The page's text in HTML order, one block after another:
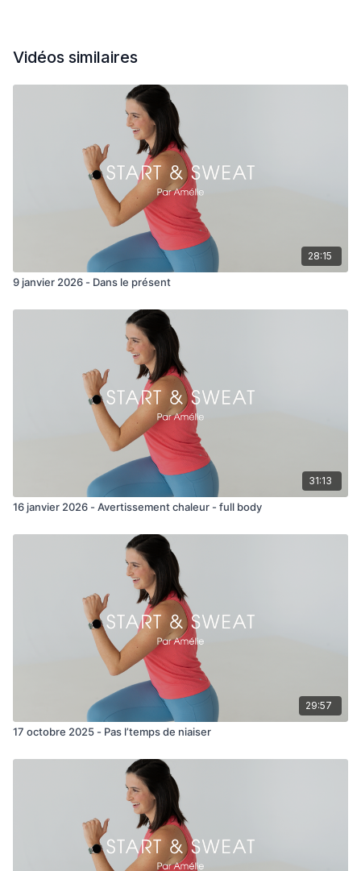
Vidéos similaires
28:15
9 janvier 2026 - Dans le présent
31:13
16 janvier 2026 - Avertissement chaleur - full body
29:57
17 octobre 2025 - Pas l’temps de niaiser